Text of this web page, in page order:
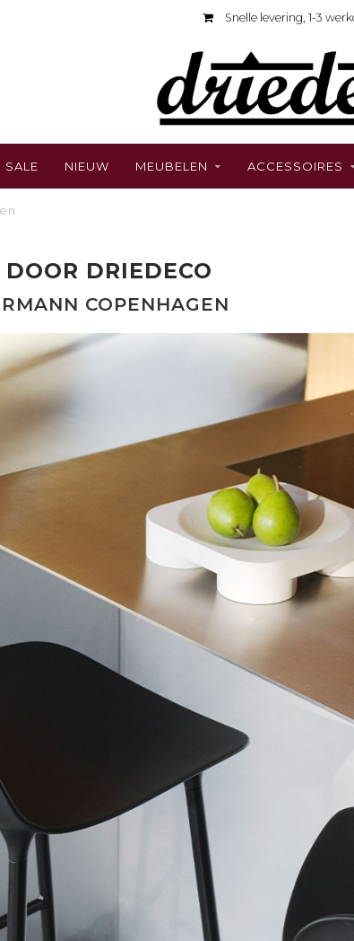
Snelle levering, 1-3
SALE NIEUW MEUBELEN ACCESSOIRES
DRIEDECO
COPENHAGEN